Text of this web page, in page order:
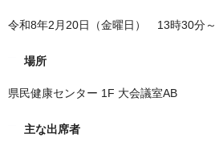
令和8年2月20日（金曜日） 13時30分～
場所
県民健康センター 1F 大会議室AB
主な出席者